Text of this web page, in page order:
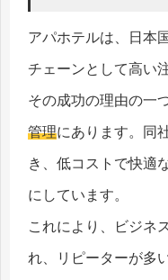
アパホテルは、日本
チェーンとして高い
その成功の理由の一
管理にあります。同
き、低コストで快適
にしています。
これにより、ビジネ
れ、リピーターが多